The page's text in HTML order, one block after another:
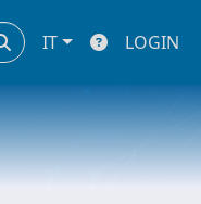
IT LOGIN